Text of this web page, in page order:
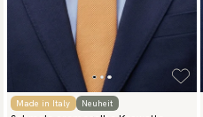
Made in Italy Neuheit